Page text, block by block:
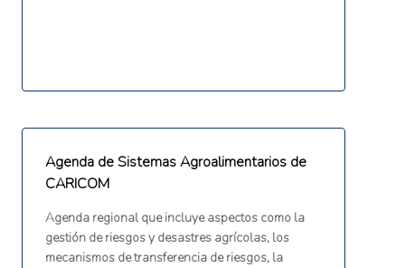
Agenda de Sistemas Agroalimentarios de
CARICOM
Agenda regional que incluye aspectos como la
gestión de riesgos y desastres agrícolas, los
mecanismos de transferencia de riesgos, la